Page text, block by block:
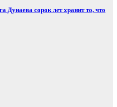
сорок лет хранит то, что